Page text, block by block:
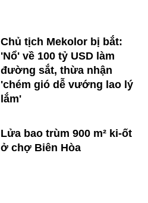
Chủ tịch Mekolor bị bắt:
'Nổ' về 100 tỷ USD làm
đường sắt, thừa nhận
'chém gió dễ vướng lao lý
lắm'
Lửa bao trùm 900 m² ki-ốt
ở chợ Biên Hòa